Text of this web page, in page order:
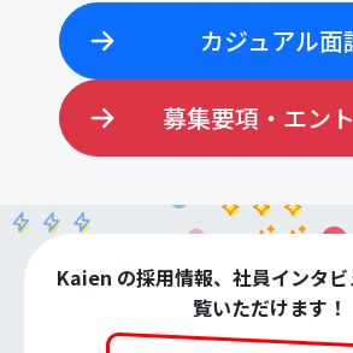
カジュアル面
募集要項・エン
Kaien の採用情報、社員インタ
覧いただけます！